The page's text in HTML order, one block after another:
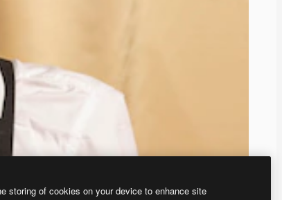
storing of cookies on your device to enhance site